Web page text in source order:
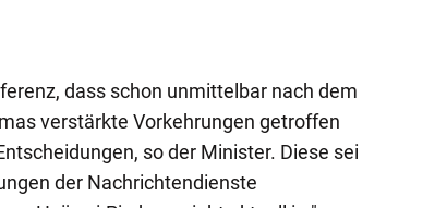
dass schon unmittelbar nach dem
verstärkte Vorkehrungen getroffen
so der Minister. Diese sei
der Nachrichtendienste